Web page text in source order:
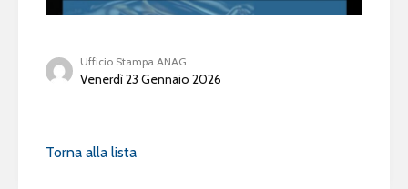
Ufficio Stampa ANAG
Venerdì 23 Gennaio 2026
Torna alla lista